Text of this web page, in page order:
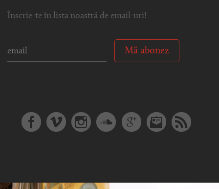
Înscrie-te în lista noastră de email-uri!
Mă abonez